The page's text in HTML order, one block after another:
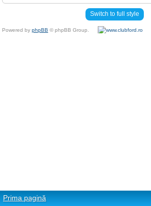
Switch to full style
Powered by phpBB © phpBB Group.
Prima pagină